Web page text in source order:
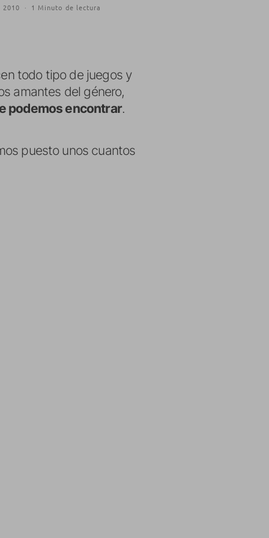
· 1 Minuto de lectura
todo tipo de juegos y
amantes del género,
podemos encontrar.
puesto unos cuantos